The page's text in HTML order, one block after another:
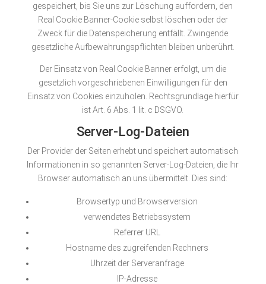
gespeichert, bis Sie uns zur Löschung auffordern, den
Real Cookie Banner-Cookie selbst löschen oder der
Zweck für die Datenspeicherung entfällt. Zwingende
gesetzliche Aufbewahrungspflichten bleiben unberührt.
Der Einsatz von Real Cookie Banner erfolgt, um die
gesetzlich vorgeschriebenen Einwilligungen für den
Einsatz von Cookies einzuholen. Rechtsgrundlage hierfür
ist Art. 6 Abs. 1 lit. c DSGVO.
Server-Log-Dateien
Der Provider der Seiten erhebt und speichert automatisch
Informationen in so genannten Server-Log-Dateien, die Ihr
Browser automatisch an uns übermittelt. Dies sind:
Browsertyp und Browserversion
verwendetes Betriebssystem
Referrer URL
Hostname des zugreifenden Rechners
Uhrzeit der Serveranfrage
IP-Adresse